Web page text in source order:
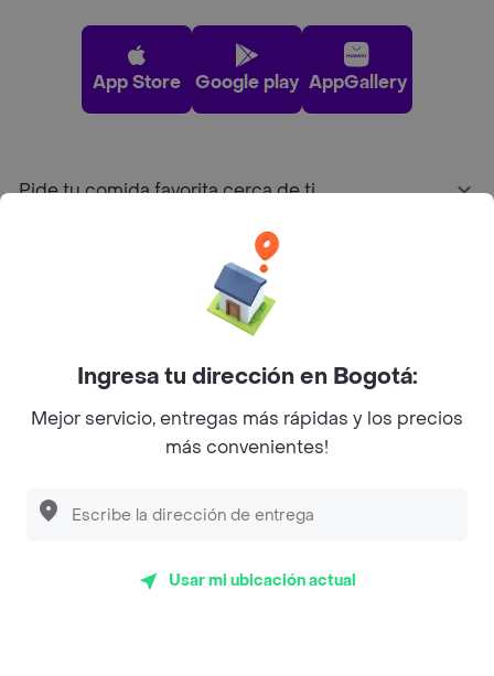
App Store Google play AppGallery
Pide tu comida favorita cerca de ti
Sobre Rappi
Facebook
Twitter
Instagram
©2026Rappi Inc. All rights reserved.
Ingresa tu dirección en Bogotá:
Mejor servicio, entregas más rápidas y los precios
más convenientes!
Usar mi ubicación actual